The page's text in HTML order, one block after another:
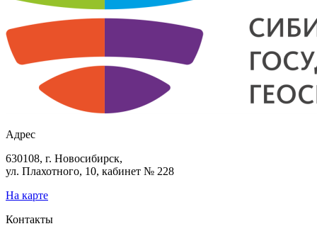
Адрес
630108, г. Новосибирск,
ул. Плахотного, 10, кабинет № 228
На карте
Контакты